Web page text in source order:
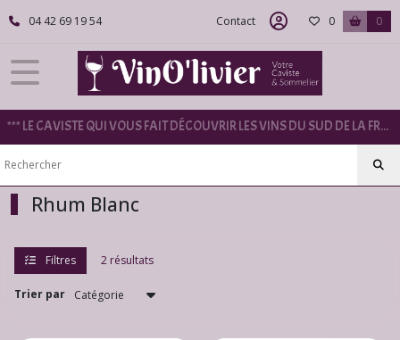
04 42 69 19 54 Contact 0 0
*** LE CAVISTE QUI VOUS FAIT DÉCOUVRIR LES VINS DU SUD DE LA FRANCE ***
Rhum Blanc
Filtres 2 résultats
Trier par
Fermer
FILTRES
Tous
les
produits
Rhums
(2)
Rhum